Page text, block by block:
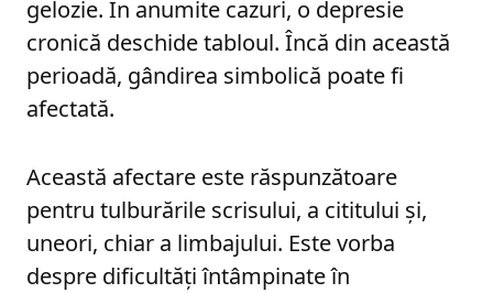
gelozie. În anumite cazuri, o depresie
cronică deschide tabloul. Încă din această
perioadă, gândirea simbolică poate fi
afectată.
Această afectare este răspunzătoare
pentru tulburările scrisului, a cititului şi,
uneori, chiar a limbajului. Este vorba
despre dificultăţi întâmpinate în